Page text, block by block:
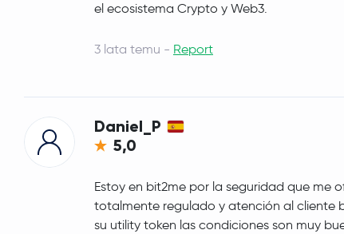
el ecosistema Crypto y Web3.
3 lata temu - Report
Daniel_P
5,0
Estoy en bit2me por la seguridad que me
totalmente regulado y atención al cliente
su utility token las condiciones son muy